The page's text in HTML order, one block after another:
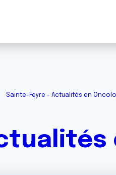
Sainte-Feyre - Actualités en